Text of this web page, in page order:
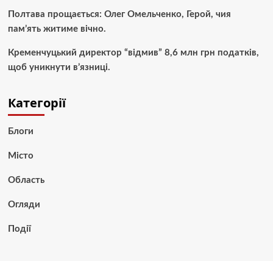
Полтава прощається: Олег Омельченко, Герой, чия
пам’ять житиме вічно.
Кременчуцький директор “відмив” 8,6 млн грн податків,
щоб уникнути в’язниці.
Категорії
Блоги
Місто
Область
Огляди
Події